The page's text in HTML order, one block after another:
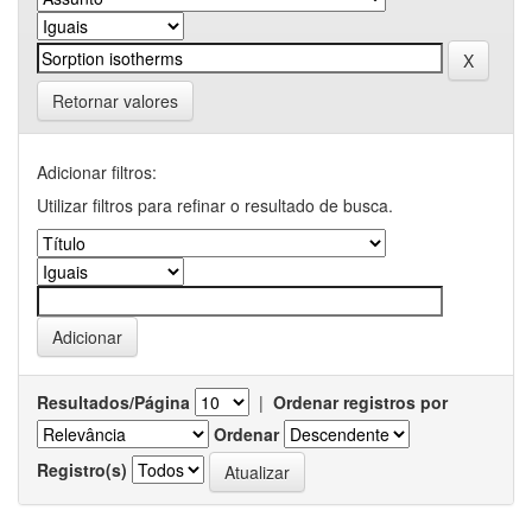
Retornar valores
Adicionar filtros:
Utilizar filtros para refinar o resultado de busca.
Resultados/Página | Ordenar registros por
Ordenar
Registro(s)